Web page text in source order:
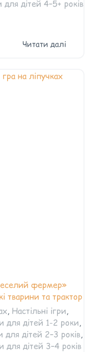
для дітей 4–5+ років
Читати далі
фермер»
тварини та трактор
, Настільні ігри,
для дітей 1-2 роки,
для дітей 2–3 років,
для дітей 3–4 років